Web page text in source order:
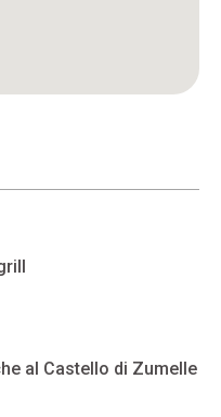
al Castello di Zumelle